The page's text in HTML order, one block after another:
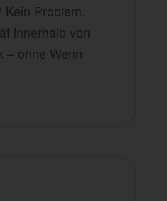
Kein Problem.
innerhalb von
– ohne Wenn